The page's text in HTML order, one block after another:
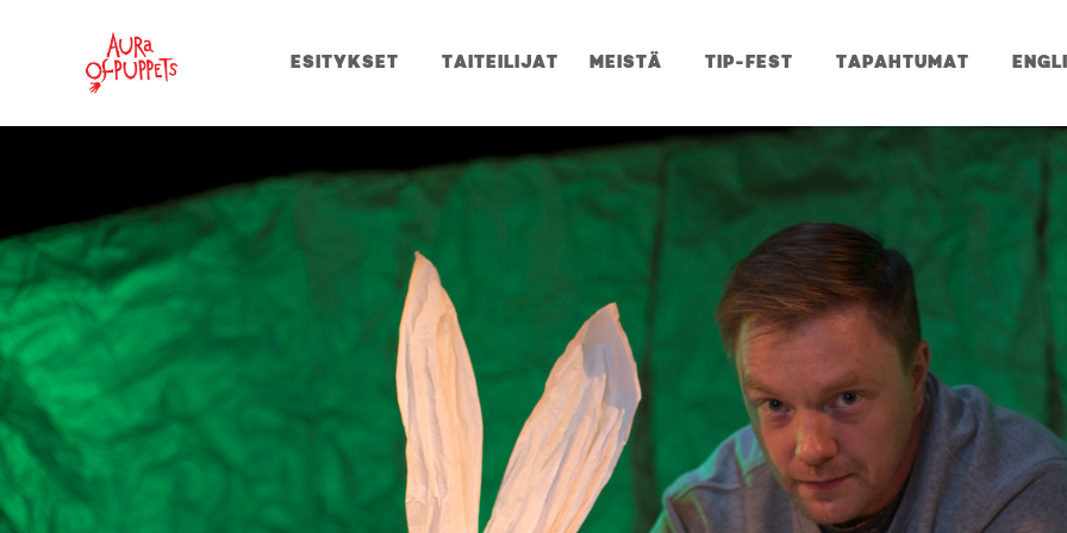
ESITYKSET TAITEILIJAT MEISTÄ TIP-FEST TAPAHTUMAT